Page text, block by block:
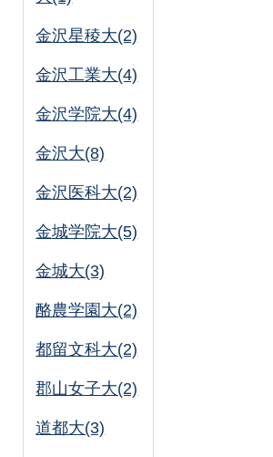
金沢星稜大(2)
金沢工業大(4)
金沢学院大(4)
金沢大(8)
金沢医科大(2)
金城学院大(5)
金城大(3)
酪農学園大(2)
都留文科大(2)
郡山女子大(2)
道都大(3)